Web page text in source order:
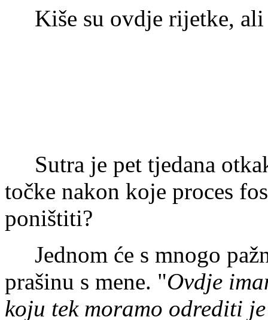
Kiše su ovdje rijetke, ali
Sutra je pet tjedana
točke nakon koje proces
poništiti?
Jednom će s mnogo
prašinu s mene. "Ovdje
koju tek moramo odrediti